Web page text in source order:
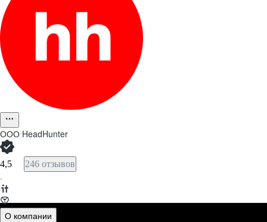
ООО HeadHunter
4,5 246 отзывов
·
О компании